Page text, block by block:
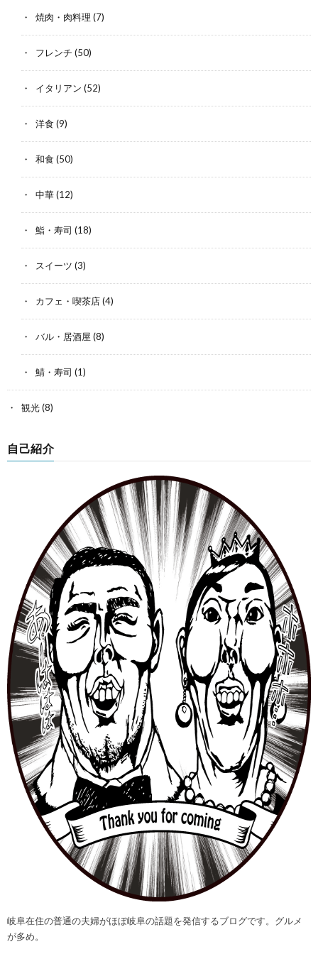
焼肉・肉料理 (7)
フレンチ (50)
イタリアン (52)
洋食 (9)
和食 (50)
中華(12)
鮨・寿司 (18)
スイーツ (3)
カフェ・喫茶店(4)
バル・居酒屋 (8)
鯖・寿司 (1)
観光(8)
自己紹介
岐阜在住の普通の夫婦がほぼ岐阜の話題を発信するブログです。グルメ
が多め。